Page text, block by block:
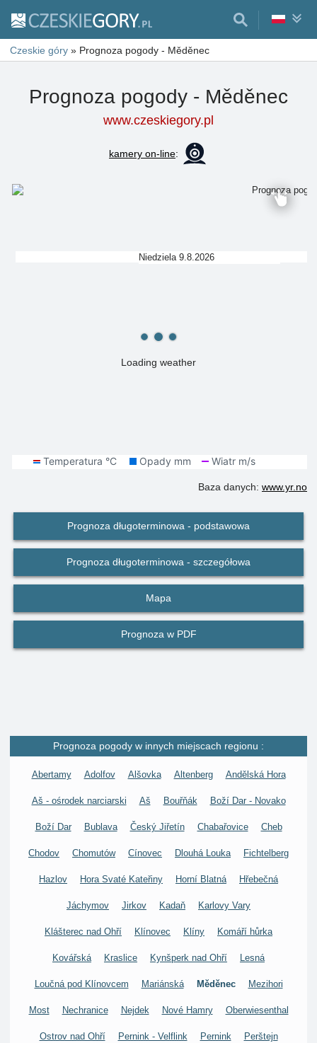
Czeskie góry » Prognoza pogody - Měděnec
Prognoza pogody - Měděnec
www.czeskiegory.pl
kamery on-line:
Loading weather
Niedziela 9.8.2026
Baza danych: www.yr.no
Prognoza długoterminowa - podstawowa
Prognoza długoterminowa - szczegółowa
Mapa
Prognoza w PDF
Prognoza pogody w innych miejscach regionu :
Abertamy Adolfov Alšovka Altenberg Andělská Hora
Aš - ośrodek narciarski Aš Bouřňák Boží Dar - Novako
Boží Dar Bublava Český Jiřetín Chabařovice Cheb
Chodov Chomutów Cínovec Dlouhá Louka Fichtelberg
Hazlov Hora Svaté Kateřiny Horní Blatná Hřebečná
Jáchymov Jirkov Kadaň Karlovy Vary
Klášterec nad Ohří Klínovec Klíny Komáří hůrka
Kovářská Kraslice Kynšperk nad Ohří Lesná
Loučná pod Klínovcem Mariánská Měděnec Mezihori
Most Nechranice Nejdek Nové Hamry Oberwiesenthal
Ostrov nad Ohří Pernink - Velflink Pernink Perštejn